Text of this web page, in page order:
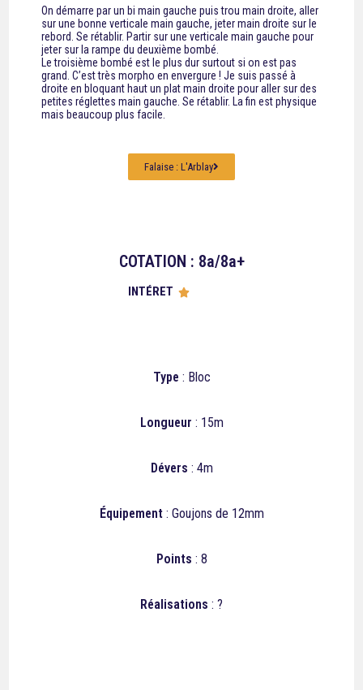
On démarre par un bi main gauche puis trou main droite, aller
sur une bonne verticale main gauche, jeter main droite sur le
rebord. Se rétablir. Partir sur une verticale main gauche pour
jeter sur la rampe du deuxième bombé.
Le troisième bombé est le plus dur surtout si on est pas
grand. C’est très morpho en envergure ! Je suis passé à
droite en bloquant haut un plat main droite pour aller sur des
petites réglettes main gauche. Se rétablir. La fin est physique
mais beaucoup plus facile.
Falaise : L'Arblay
COTATION : 8a/8a+
INTÉRET 
Type : Bloc
Longueur : 15m
Dévers : 4m
Équipement: Goujons de 12mm
Points : 8
Réalisations : ?